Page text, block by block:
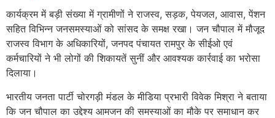
कार्यक्रम में बड़ी संख्या में ग्रामीणों ने राजस्व, सड़क, पेयजल, आवास, पेंशन
सहित विभिन्न जनसमस्याओं को सांसद के समक्ष रखा। जन चौपाल में मौजूद
राजस्व विभाग के अधिकारियों, जनपद पंचायत रामपुर के सीईओ एवं
कर्मचारियों ने भी लोगों की शिकायतें सुनीं और आवश्यक कार्रवाई का भरोसा
दिलाया।
भारतीय जनता पार्टी चोरगड़ी मंडल के मीडिया प्रभारी विवेक मिश्रा ने बताया
कि जन चौपाल का उद्देश्य आमजन की समस्याओं का मौके पर समाधान कर